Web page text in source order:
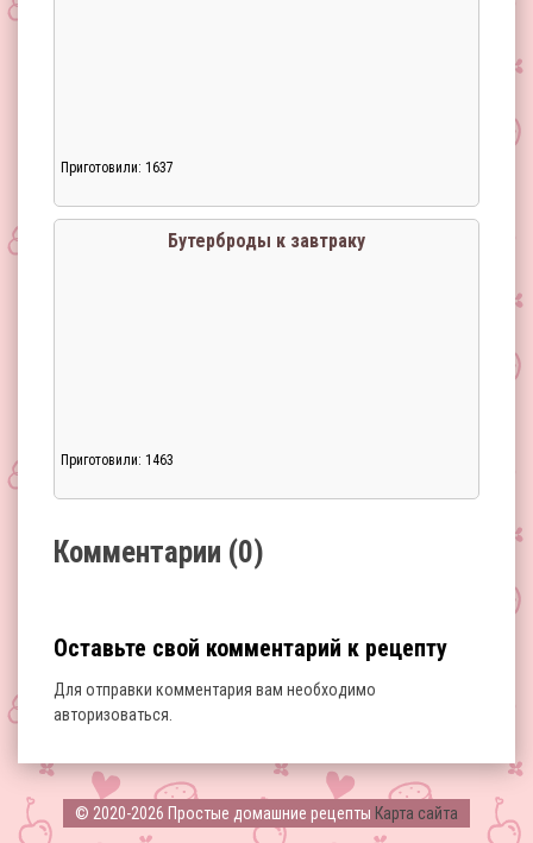
Загрузка...
Приготовили: 1637
Бутерброды к завтраку
Приготовили: 1463
Комментарии (0)
Оставьте свой комментарий к рецепту
Для отправки комментария вам необходимо
авторизоваться
© 2020-2026 Простые домашние рецепты Карта сайта